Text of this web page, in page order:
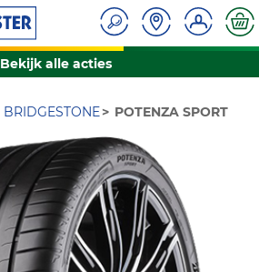
Bekijk alle acties
BRIDGESTONE POTENZA SPORT